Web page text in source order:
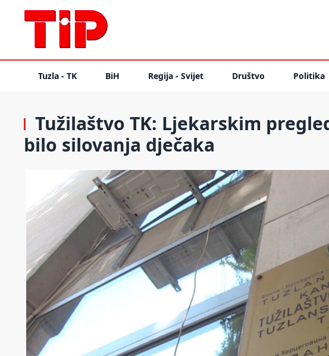
Tuzla - TK BiH Regija - Svijet Društvo Politika
Tužilaštvo TK: Ljekarskim
bilo silovanja dječaka